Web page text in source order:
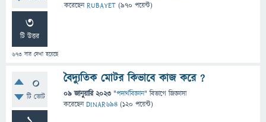
3
টি উত্তর
673 বার দেখা হয়েছে
করেছেনRUBAYET (970 পয়েন্ট)
0
টি ভোট
বৈদ্যুতিক মোটর কিভাবে কাজ করে ?
09 জানুয়ারি 2023 "পদার্থবিজ্ঞান" বিভাগে জিজ্ঞাসা
করেছেনDINAR694 (120 পয়েন্ট)